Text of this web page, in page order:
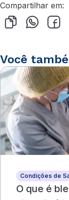
Compartilhar em:
Você
Condições de
O que é